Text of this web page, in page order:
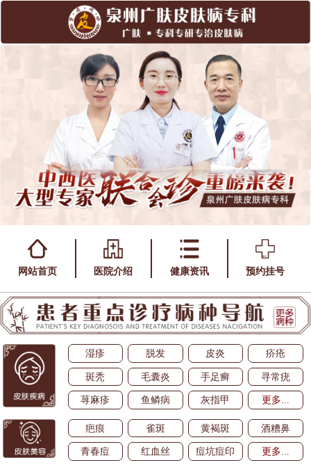
网站首页 医院介绍 健康资讯 预约挂号
湿疹 脱发 皮炎 疥疮
斑秃 毛囊炎 手足癣 寻常疣
荨麻疹 鱼鳞病 灰指甲 更多...
疤痕 雀斑 黄褐斑 酒糟鼻
青春痘 红血丝 痘坑痘印 更多...